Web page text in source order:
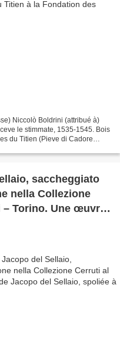
Niccolò Boldrini (attribué à)
le stimmate, 1535-1545. Bois
du Titien (Pieve di Cadore
saccheggiato
nella Collezione
Torino. Une œuvre